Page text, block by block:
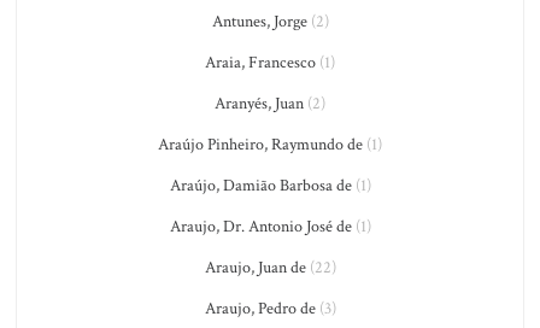
Antunes, Jorge(2)
Araia, Francesco (1)
Aranyés, Juan (2)
Araújo Pinheiro, Raymundo de (1)
Araújo, Damião Barbosa de(1)
Araujo, Dr. Antonio José de(1)
Araujo, Juan de(22)
Araujo, Pedro de(3)